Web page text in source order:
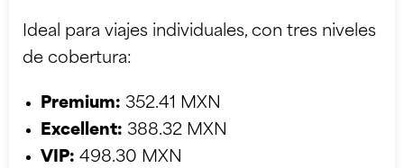
Ideal para viajes individuales, con tres niveles
de cobertura:
Premium: 352.41 MXN
Excellent: 388.32 MXN
VIP: 498.30 MXN